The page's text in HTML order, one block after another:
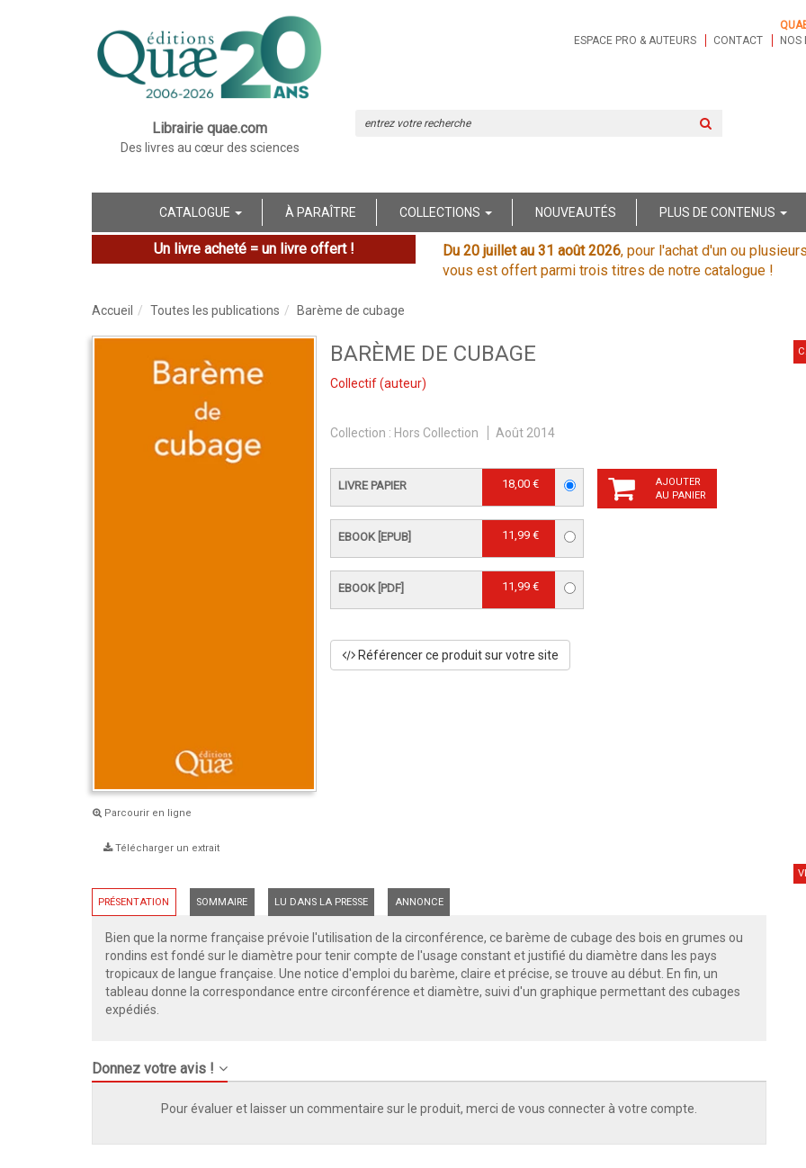
Librairie quae.com
Des livres au cœur des sciences
ESPACE PRO & AUTEURS CONTACT
NOS
CATALOGUE À PARAÎTRE COLLECTIONS NOUVEAUTÉS PLUS DE CONTENUS
Un livre acheté = un livre offert ! Du 20 juillet au 31 août 2026, pour l'achat d'un ou
vous est offert parmi trois titres de notre catalogue !
Accueil Toutes les publications Barème de cubage
Parcourir en ligne
Télécharger un extrait
BARÈME DE CUBAGE
Collectif(auteur)
Collection : Hors Collection Août 2014
LIVRE PAPIER 18,00 €
EBOOK [EPUB] 11,99 €
EBOOK [PDF] 11,99 €
AJOUTER
AU PANIER
Référencer ce produit sur votre site
PRÉSENTATION SOMMAIRE LU DANS LA PRESSE ANNONCE
Bien que la norme française prévoie l'utilisation de la circonférence, ce barème de cubage des bois en grumes ou
rondins est fondé sur le diamètre pour tenir compte de l'usage constant et justifié du diamètre dans les pays
tropicaux de langue française. Une notice d'emploi du barème, claire et précise, se trouve au début. En fin, un
tableau donne la correspondance entre circonférence et diamètre, suivi d'un graphique permettant des cubages
expédiés.
Donnez votre avis !
Pour évaluer et laisser un commentaire sur le produit, merci de vous connecter à votre compte.